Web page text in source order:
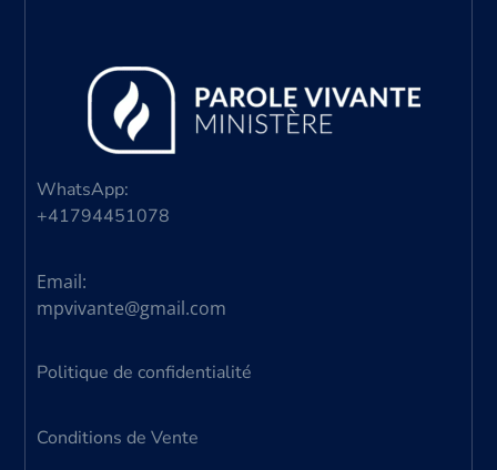
WhatsApp:
+41794451078
Email:
mpvivante@gmail.com
Politique de confidentialité
Conditions de Vente